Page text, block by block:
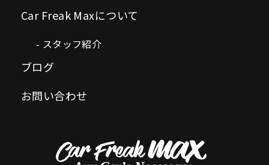
Car Freak Maxについて
スタッフ紹介
ブログ
お問い合わせ